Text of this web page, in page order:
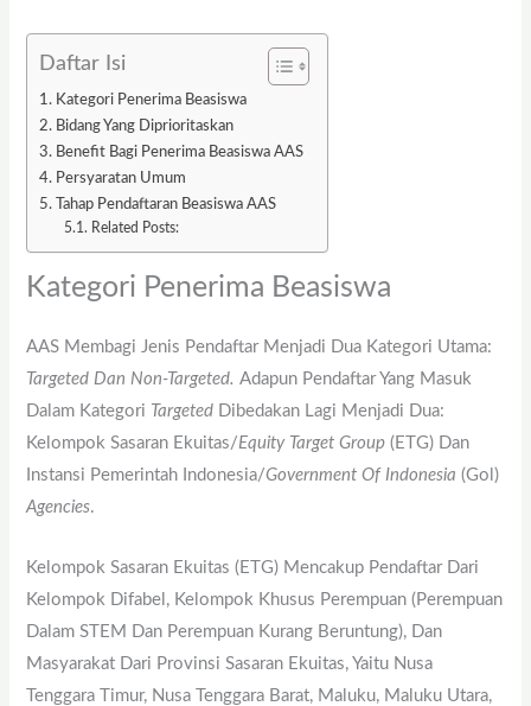
Daftar Isi
Kategori Penerima Beasiswa
Bidang Yang Diprioritaskan
Benefit Bagi Penerima Beasiswa AAS
Persyaratan Umum
Tahap Pendaftaran Beasiswa AAS
Related Posts:
Kategori Penerima Beasiswa
AAS Membagi Jenis Pendaftar Menjadi Dua Kategori Utama:
Targeted Dan Non-Targeted. Adapun Pendaftar Yang Masuk
Dalam Kategori Targeted Dibedakan Lagi Menjadi Dua:
Kelompok Sasaran Ekuitas/Equity Target Group (ETG) Dan
Instansi Pemerintah Indonesia/Government Of Indonesia (Gol)
Agencies.
Kelompok Sasaran Ekuitas (ETG) Mencakup Pendaftar Dari
Kelompok Difabel, Kelompok Khusus Perempuan (perempuan
Dalam STEM Dan Perempuan Kurang Beruntung), Dan
Masyarakat Dari Provinsi Sasaran Ekuitas, Yaitu Nusa
Tenggara Timur, Nusa Tenggara Barat, Maluku, Maluku Utara,